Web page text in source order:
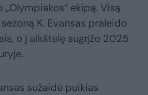
„Olympiakos“ ekipą. Visą
K. Evansas praleido
o į aikštelę sugrįžo 2025
sužaidė puikias